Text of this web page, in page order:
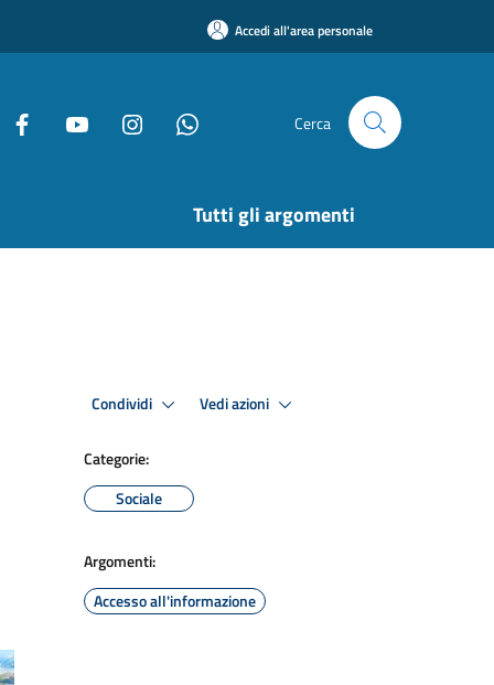
Accedi all'area personale
Cerca
Tutti gli argomenti
Condividi Vedi azioni
Categorie:
Sociale
Argomenti:
Accesso all'informazione